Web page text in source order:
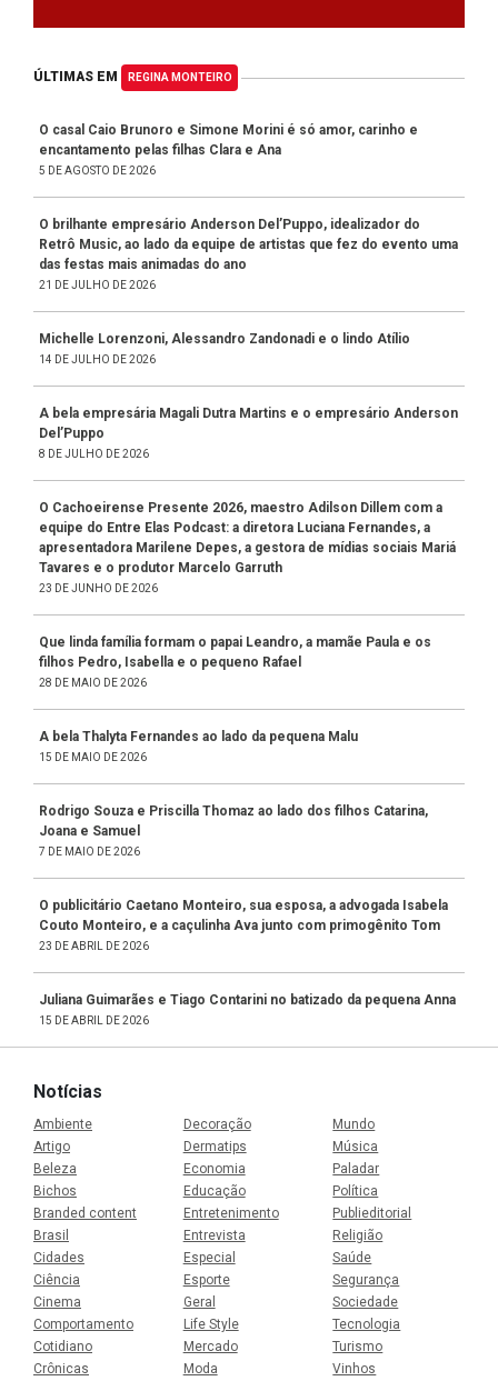
ÚLTIMAS EM REGINA MONTEIRO
O casal Caio Brunoro e Simone Morini é só amor, carinho e
encantamento pelas filhas Clara e Ana
5 DE AGOSTO DE 2026
O brilhante empresário Anderson Del’Puppo, idealizador do
Retrô Music, ao lado da equipe de artistas que fez do evento uma
das festas mais animadas do ano
21 DE JULHO DE 2026
Michelle Lorenzoni, Alessandro Zandonadi e o lindo Atílio
14 DE JULHO DE 2026
A bela empresária Magali Dutra Martins e o empresário Anderson
Del’Puppo
8 DE JULHO DE 2026
O Cachoeirense Presente 2026, maestro Adilson Dillem com a
equipe do Entre Elas Podcast: a diretora Luciana Fernandes, a
apresentadora Marilene Depes, a gestora de mídias sociais Mariá
Tavares e o produtor Marcelo Garruth
23 DE JUNHO DE 2026
Que linda família formam o papai Leandro, a mamãe Paula e os
filhos Pedro, Isabella e o pequeno Rafael
28 DE MAIO DE 2026
A bela Thalyta Fernandes ao lado da pequena Malu
15 DE MAIO DE 2026
Rodrigo Souza e Priscilla Thomaz ao lado dos filhos Catarina,
Joana e Samuel
7 DE MAIO DE 2026
O publicitário Caetano Monteiro, sua esposa, a advogada Isabela
Couto Monteiro, e a caçulinha Ava junto com primogênito Tom
23 DE ABRIL DE 2026
Juliana Guimarães e Tiago Contarini no batizado da pequena Anna
15 DE ABRIL DE 2026
Notícias
Ambiente
Artigo
Beleza
Bichos
Branded content
Brasil
Cidades
Ciência
Cinema
Comportamento
Cotidiano
Crônicas
Decoração
Dermatips
Economia
Educação
Entretenimento
Entrevista
Especial
Esporte
Geral
Life Style
Mercado
Moda
Mundo
Música
Paladar
Política
Publieditorial
Religião
Saúde
Segurança
Sociedade
Tecnologia
Turismo
Vinhos